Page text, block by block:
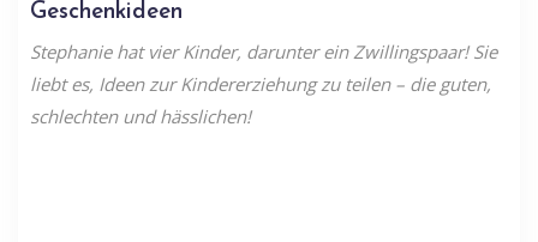
Geschenkideen
Stephanie hat vier Kinder, darunter ein Zwillingspaar! Sie
liebt es, Ideen zur Kindererziehung zu teilen – die guten,
schlechten und hässlichen!